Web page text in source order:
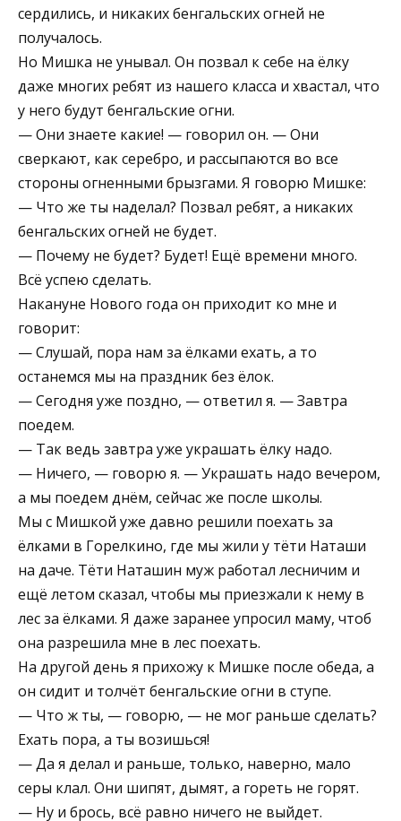
сердились, и никаких бенгальских огней не
получалось.
Но Мишка не унывал. Он позвал к себе на ёлку
даже многих ребят из нашего класса и хвастал, что
у него будут бенгальские огни.
— Они знаете какие! — говорил он. — Они
сверкают, как серебро, и рассыпаются во все
стороны огненными брызгами. Я говорю Мишке:
— Что же ты наделал? Позвал ребят, а никаких
бенгальских огней не будет.
— Почему не будет? Будет! Ещё времени много.
Всё успею сделать.
Накануне Нового года он приходит ко мне и
говорит:
— Слушай, пора нам за ёлками ехать, а то
останемся мы на праздник без ёлок.
— Сегодня уже поздно, — ответил я. — Завтра
поедем.
— Так ведь завтра уже украшать ёлку надо.
— Ничего, — говорю я. — Украшать надо вечером,
а мы поедем днём, сейчас же после школы.
Мы с Мишкой уже давно решили поехать за
ёлками в Горелкино, где мы жили у тёти Наташи
на даче. Тёти Наташин муж работал лесничим и
ещё летом сказал, чтобы мы приезжали к нему в
лес за ёлками. Я даже заранее упросил маму, чтоб
она разрешила мне в лес поехать.
На другой день я прихожу к Мишке после обеда, а
он сидит и толчёт бенгальские огни в ступе.
— Что ж ты, — говорю, — не мог раньше сделать?
Ехать пора, а ты возишься!
— Да я делал и раньше, только, наверно, мало
серы клал. Они шипят, дымят, а гореть не горят.
— Ну и брось, всё равно ничего не выйдет.